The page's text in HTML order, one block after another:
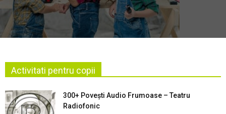
Activitati pentru copii
300+ Povești Audio Frumoase – Teatru
Radiofonic